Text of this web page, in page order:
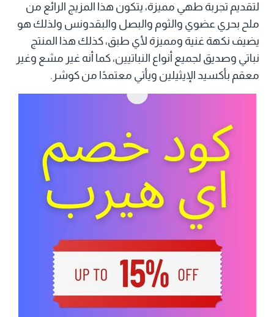
لتقديم تجربة طهي مميزة، يتكون هذا المزيج الرائع من
ملح بحري عضوي والثوم والبصل والبقدونس ولذلك هو
يضيف نكهة غنية ومميزة لأي طبق، كذلك هذا المنتج
نباتي وصديق لجميع أنواع النباتيين، كما أنه غير مشع وغير
معقم بأكسيد الإيثيلين ويأتي معتمدًا من كوشر.